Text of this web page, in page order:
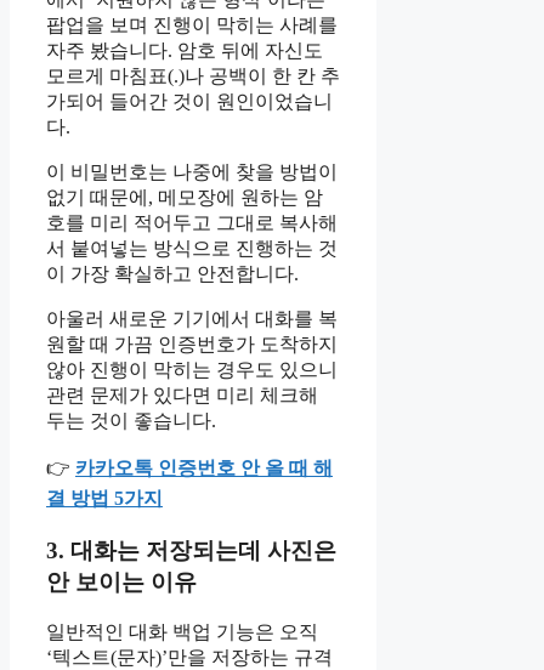
팝업을 보며 진행이 막히는 사례를
자주 봤습니다. 암호 뒤에 자신도
모르게 마침표(.)나 공백이 한 칸 추
가되어 들어간 것이 원인이었습니
다.
이 비밀번호는 나중에 찾을 방법이
없기 때문에, 메모장에 원하는 암
호를 미리 적어두고 그대로 복사해
서 붙여넣는 방식으로 진행하는 것
이 가장 확실하고 안전합니다.
아울러 새로운 기기에서 대화를 복
원할 때 가끔 인증번호가 도착하지
않아 진행이 막히는 경우도 있으니
관련 문제가 있다면 미리 체크해
두는 것이 좋습니다.
👉 카카오톡 인증번호 안 올 때 해
결 방법 5가지
3. 대화는 저장되는데 사진은
안 보이는 이유
일반적인 대화 백업 기능은 오직
‘텍스트(문자)’만을 저장하는 규격